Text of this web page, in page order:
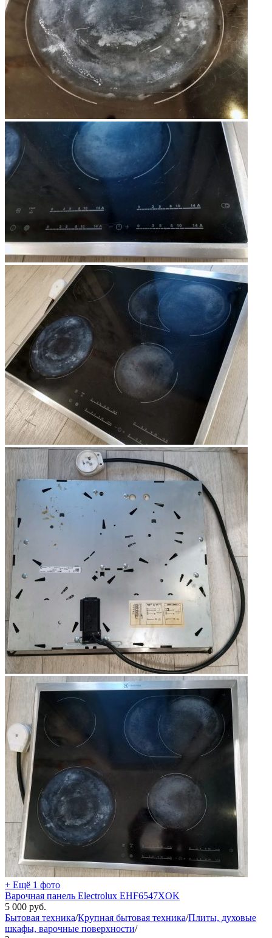
+ Ещё 1 фото
Варочная панель Electrolux EHF6547XOK
5 000 руб.
Бытовая техника/Крупная бытовая техника/Плиты, духовые
шкафы, варочные поверхности/